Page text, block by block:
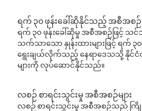
ရက် ၃၀ ဖုန်းခေါ်ဆိုနိုင်သည့် အစီအစဉ်မ
ရက် ၃၀ ဖုန်းခေါ်ဆိုမှု အစီအစဉ်ဖြင့် သ
သက်သာသော နှုန်းထားများဖြင့် ရက်
ရွေးချယ်လိုက်သည့် နေရာဒေသသို့ နိုင်ငံ
များကို လုပ်ဆောင်နိုင်သည်။
လစဉ် စာရင်းသွင်းမှု အစီအစဉ်များ
လစဉ် စာရင်းသွင်းမှု အစီအစဉ်သည် ကြိုးဖု